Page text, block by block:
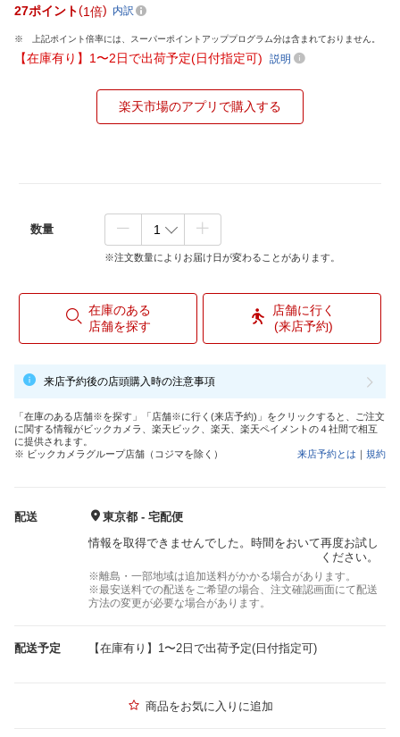
27ポイント 1倍 内訳
上記ポイント倍率には、スーパーポイントアッププログラム分は含まれておりません。
【在庫有り】1〜2日で出荷予定(日付指定可) 説明
楽天市場のアプリで購入する
数量
※注文数量によりお届け日が変わることがあります。
在庫のある
店舗を探す
店舗に行く
(来店予約)
来店予約後の店頭購入時の注意事項
「在庫のある店舗※を探す」「店舗※に行く(来店予約)」をクリックすると、ご注文
に関する情報がビックカメラ、楽天ビック、楽天、楽天ペイメントの４社間で相互
に提供されます。
※ ビックカメラグループ店舗（コジマを除く）
来店予約とは ｜ 規約
配送
東京都 - 宅配便
情報を取得できませんでした。時間をおいて再度お試し
ください。
※離島・一部地域は追加送料がかかる場合があります。
※最安送料での配送をご希望の場合、注文確認画面にて配送
方法の変更が必要な場合があります。
配送予定 【在庫有り】1〜2日で出荷予定(日付指定可)
商品をお気に入りに追加